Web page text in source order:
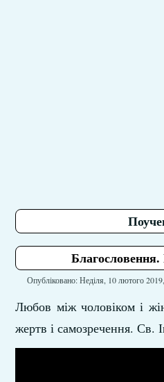
Опубліковано: Неділя, 10 лютого
Любов між чоловіком і
жертв і самозречення. Св.